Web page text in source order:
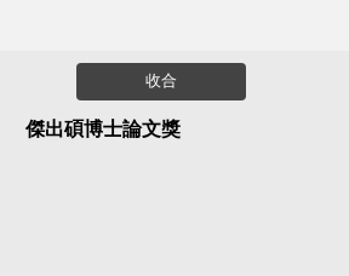
收合
傑出碩博士論文獎